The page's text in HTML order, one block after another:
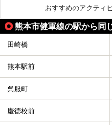
おすすめのアクティ
熊本市健軍線の駅から同
田崎橋
熊本駅前
呉服町
慶徳校前